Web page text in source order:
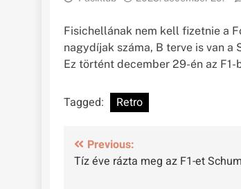
Fisichellának nem kell fizetnie a
nagydíjak száma, B terve is van a
Ez történt december 29-én az F1-
Tagged: Retro
Bejegyzés
navigáció
Previous:
Tíz éve rázta meg az F1-et